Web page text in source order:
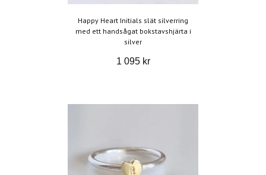
Happy Heart Initials slät silverring
med ett handsågat bokstavshjärta i
silver
1 095 kr